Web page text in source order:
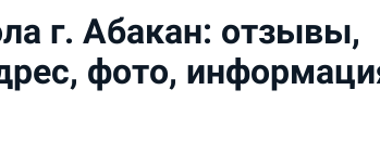
г. Абакан: отзывы,
фото,